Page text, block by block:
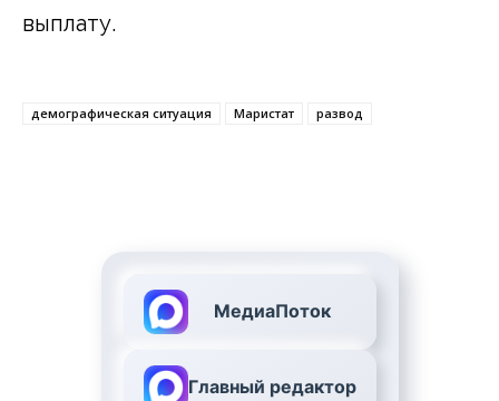
выплату.
демографическая ситуация Маристат развод
МедиаПоток
Главный редактор